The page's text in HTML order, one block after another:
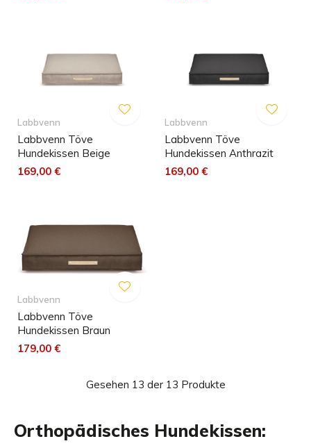
Labbvenn
Labbvenn Töve
Hundekissen Beige
169,00 €
Labbvenn
Labbvenn Töve
Hundekissen Anthrazit
169,00 €
Labbvenn
Labbvenn Töve
Hundekissen Braun
179,00 €
Gesehen 13 der 13 Produkte
Orthopädisches Hundekissen: